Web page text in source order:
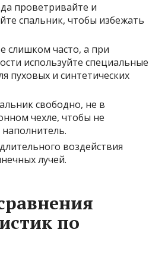
проветривайте и
спальник, чтобы избежать
слишком часто, а при
используйте специальные
пуховых и синтетических
свободно, не в
чехле, чтобы не
воздействия
лучей.
по